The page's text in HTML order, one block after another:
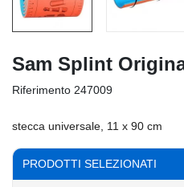
Sam Splint
Riferimento 247009
stecca universale, 11 x 90 cm
PRODOTTI SELEZIONATI